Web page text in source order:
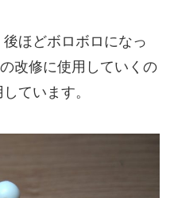
ほどボロボロになっ
改修に使用していくの
ています。